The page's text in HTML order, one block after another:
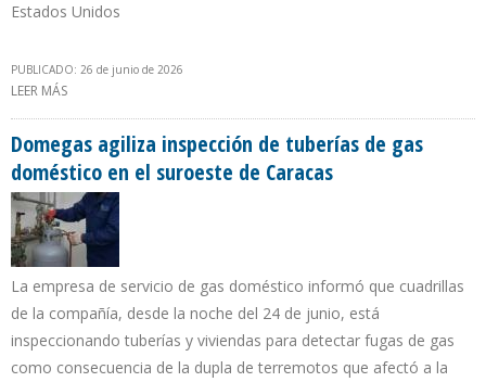
Estados Unidos
PUBLICADO: 26 de junio de 2026
LEER MÁS
VENEZUELA
Domegas agiliza inspección de tuberías de gas
doméstico en el suroeste de Caracas
La empresa de servicio de gas doméstico informó que cuadrillas
de la compañía, desde la noche del 24 de junio, está
inspeccionando tuberías y viviendas para detectar fugas de gas
como consecuencia de la dupla de terremotos que afectó a la